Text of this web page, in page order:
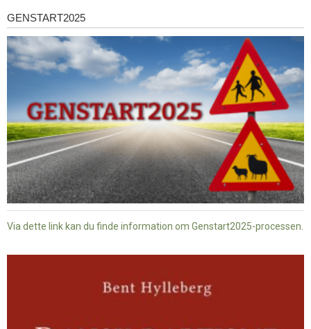
Genstart2025
GENSTART2025
Via dette link kan du finde information om Genstart2025-processen.